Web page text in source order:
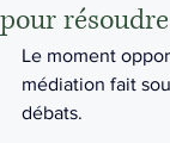
pour
Le moment
médiation fait
débats.